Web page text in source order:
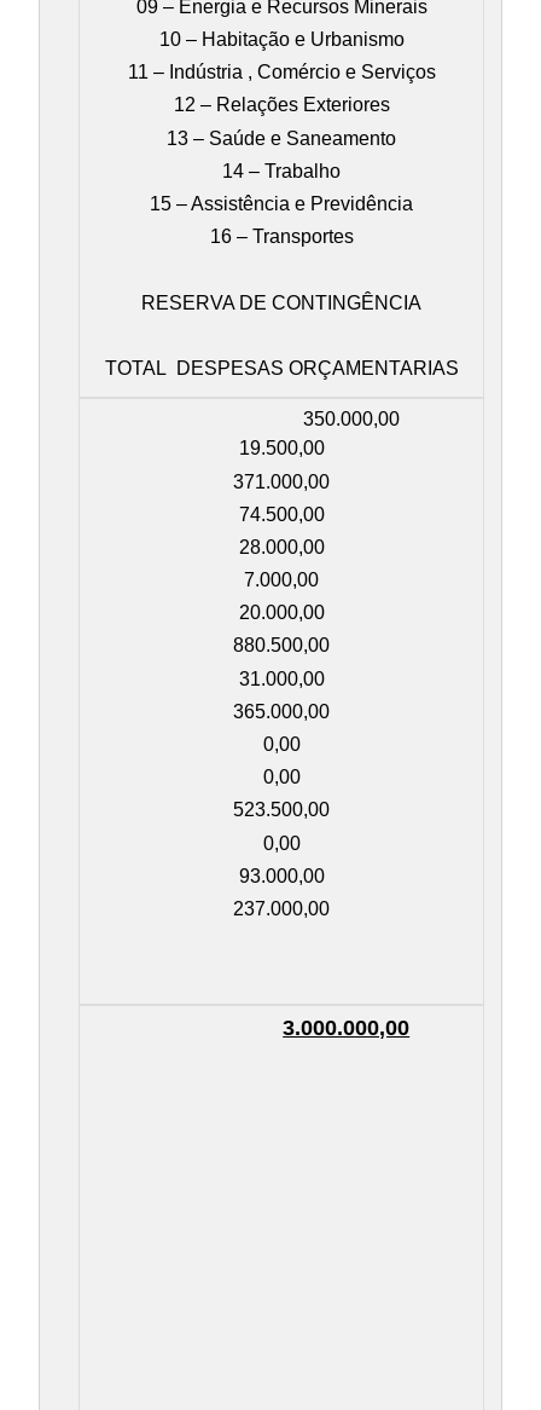
09 – Energia e Recursos Minerais
10 – Habitação e Urbanismo
11 – Indústria , Comércio e Serviços
12 – Relações Exteriores
13 – Saúde e Saneamento
14 – Trabalho
15 – Assistência e Previdência
16 – Transportes
RESERVA DE CONTINGÊNCIA
TOTAL DESPESAS ORÇAMENTARIAS
350.000,00
19.500,00
371.000,00
74.500,00
28.000,00
7.000,00
20.000,00
880.500,00
31.000,00
365.000,00
0,00
0,00
523.500,00
0,00
93.000,00
237.000,00
3.000.000,00